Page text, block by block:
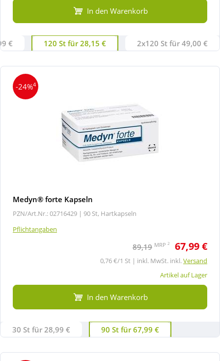
In den Warenkorb
€ 120 St für 28,15 € 2x120 St für 49,00 €
-24%4
Medyn® forte Kapseln
PZN/Art.Nr.: 02716429 | 90 St, Hartkapseln
Pflichtangaben
89,19 MRP 2 67,99 €
0,76 €/1 St | inkl. MwSt. inkl.Versand
Artikel auf Lager
In den Warenkorb
30 St für 28,99 € 90 St für 67,99 €